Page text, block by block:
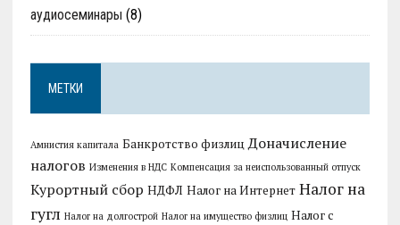
аудиосеминары (8)
МЕТКИ
Амнистия капитала Банкротство физлиц Доначисление
налогов Изменения в НДС Компенсация за неиспользованный отпуск
Курортный сбор НДФЛ Налог на Интернет Налог на
гугл Налог на долгострой Налог на имущество физлиц Налог с